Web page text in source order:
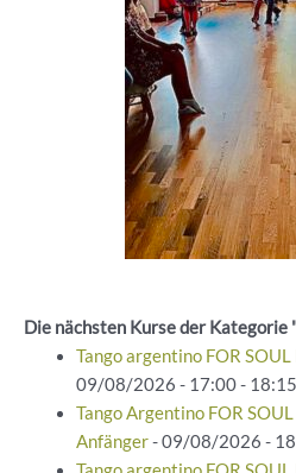
Die nächsten Kurse der Kategorie
Tango argentino FOR
09/08/2026 - 17:00 - 18:15
Tango Argentino FOR
Anfänger- 09/08/2026 -